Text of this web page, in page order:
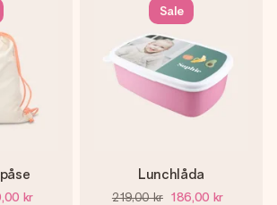
kr
Sale
Lunchlåda
219,00 kr 186,00 kr